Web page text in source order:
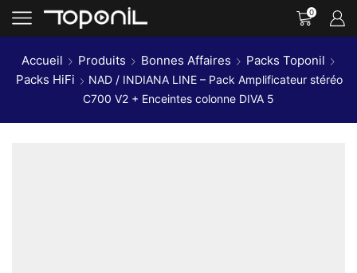
0
Accueil Produits Bonnes Affaires
Packs Toponil
Packs HiFi
NAD / INDIANA LINE – Pack Amplificateur stéréo
C700 V2 + Enceintes colonne DIVA 5